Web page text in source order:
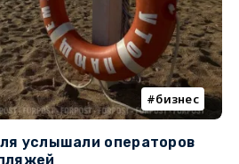
бизнес
услышали операторов